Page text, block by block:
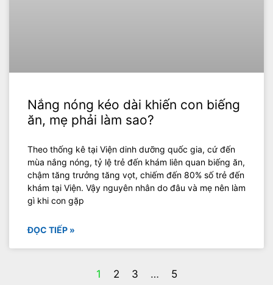
Nắng nóng kéo dài khiến con biếng
ăn, mẹ phải làm sao?
Theo thống kê tại Viện dinh dưỡng quốc gia, cứ đến
mùa nắng nóng, tỷ lệ trẻ đến khám liên quan biếng ăn,
chậm tăng trưởng tăng vọt, chiếm đến 80% số trẻ đến
khám tại Viện. Vậy nguyên nhân do đâu và mẹ nên làm
gì khi con gặp
ĐỌC TIẾP »
1 2 3 … 5